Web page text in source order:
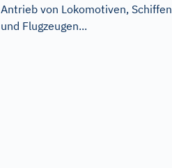
Antrieb von Lokomotiven, Schiffen
und Flugzeugen...